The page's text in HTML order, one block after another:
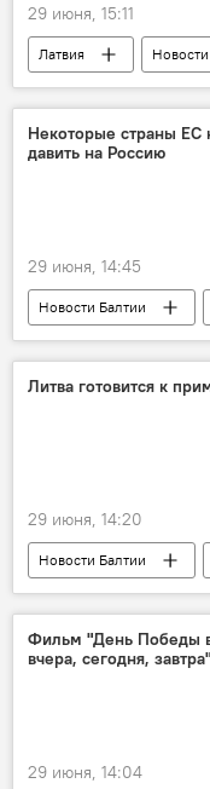
29 июня, 15:11
Латвия
Цесис
Некоторые страны ЕС
давить на Россию
29 июня, 14:45
Новости Балтии
переговоры
Литва готовится к
29 июня, 14:20
Новости Балтии
дипломатия
политика
Фильм "День Победы
вчера, сегодня,
29 июня, 14:04